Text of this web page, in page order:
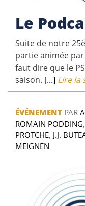
Le
Suite de notre
partie animée
faut dire que le
saison. [...] Lire la
ÉVÉNEMENT PAR
ROMAIN PODDING,
PROTCHE, J.J.
MEIGNEN